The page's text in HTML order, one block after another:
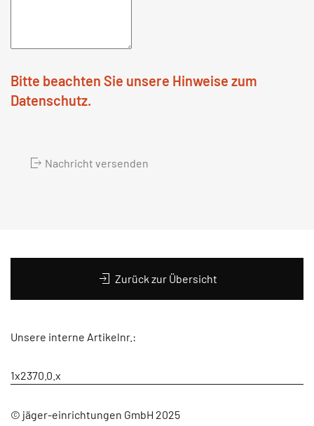
Bitte beachten Sie unsere Hinweise zum
Datenschutz.
Nachricht versenden
Zurück zur Übersicht
Unsere interne Artikelnr.:
1x2370.0.x
© jäger-einrichtungen GmbH 2025